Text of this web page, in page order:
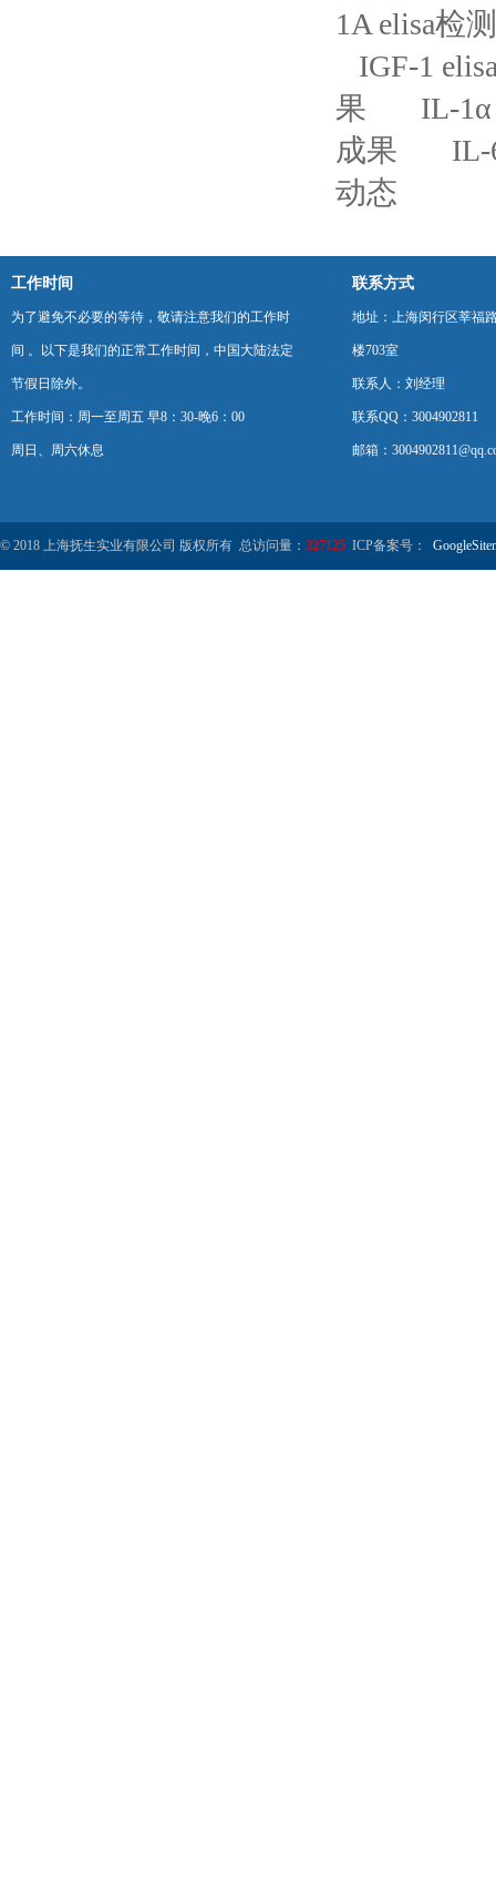
1A elisa检
IGF-1
果
IL-
成果
IL-
动态
工作时间
为了避免不必要的等待，敬请注意我们的工作时
间 。以下是我们的正常工作时间，中国大陆法定
节假日除外。
工作时间：周一至周五 早8：30-晚6：00
周日、周六休息
联系方式
地址：上海闵行区莘福
楼703室
联系人：刘经理
联系QQ：3004902811
邮箱：
© 2018 上海抚生实业有限公司 版权所有 总访问量： 327125 ICP备案号：